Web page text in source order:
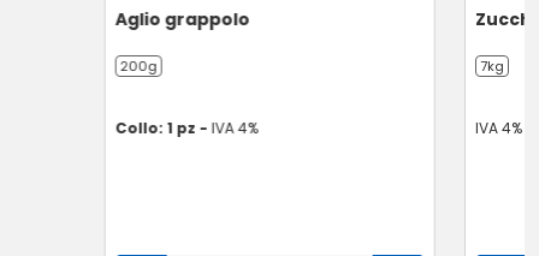
Aglio grappolo
200g
Collo: 1 pz - IVA 4%
7kg
IVA 4%